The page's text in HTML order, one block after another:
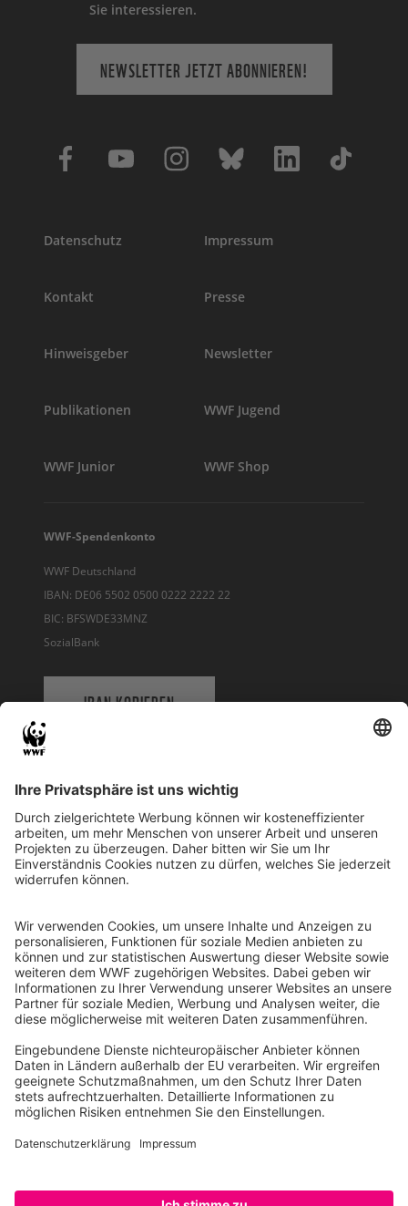
Sie interessieren.
NEWSLETTER JETZT ABONNIEREN!
Datenschutz Impressum
Kontakt Presse
Hinweisgeber Newsletter
Publikationen WWF Jugend
WWF Junior WWF Shop
WWF-Spendenkonto
WWF Deutschland
IBAN: DE06 5502 0500 0222 2222 22
BIC: BFSWDE33MNZ
SozialBank
IBAN KOPIEREN
WWF Deutschland
Reinhardtstr. 18
10117 Berlin
Ihre Spende kann steuerlich geltend gemacht werden
Registriert als Stiftung WWF Deutschland, Senatsverwaltung für
Justiz Berlin, Az: 3416/976/2
Umsatzsteuer-Identifikationsnummer: DE 114236103
Freistellungsbescheid: Als gemeinnützige Körperschaft befreit
von der Körperschaftssteuer gem. §5 I 9 KStg. unter der
Steuernummer 27/641/09321